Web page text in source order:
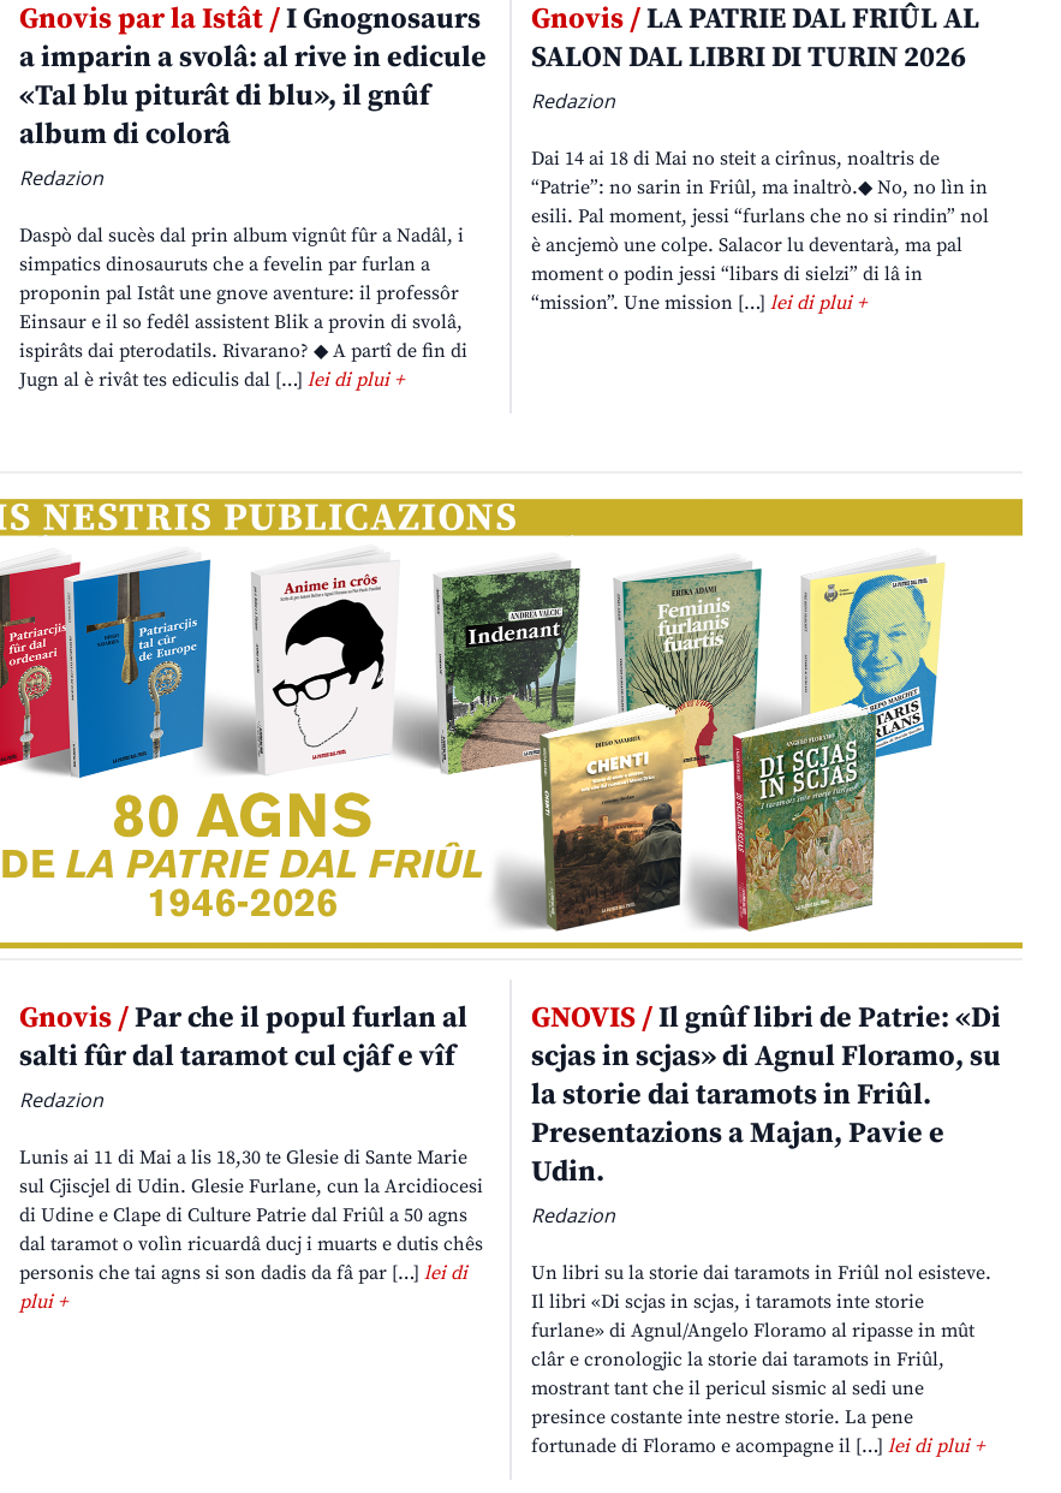
Gnovis par la Istât /I Gnognosaurs
a imparin a svolâ: al rive in edicule
«Tal blu piturât di blu», il gnûf
album di colorâ
Redazion
Daspò dal sucès dal prin album vignût fûr a Nadâl, i
simpatics dinosauruts che a fevelin par furlan a
proponin pal Istât une gnove aventure: il professôr
Einsaur e il so fedêl assistent Blik a provin di svolâ,
ispirâts dai pterodatils. Rivarano? ◆ A partî de fin di
Jugn al è rivât tes ediculis dal […] lei di plui +
Gnovis /LA PATRIE DAL FRIÛL AL
SALON DAL LIBRI DI TURIN 2026
Redazion
Dai 14 ai 18 di Mai no steit a cirînus, noaltris de
“Patrie”: no sarin in Friûl, ma inaltrò.◆ No, no lìn in
esili. Pal moment, jessi “furlans che no si rindin” nol
è ancjemò une colpe. Salacor lu deventarà, ma pal
moment o podin jessi “libars di sielzi” di lâ in
“mission”. Une mission […]lei di plui +
Gnovis /Par che il popul furlan al
salti fûr dal taramot cul cjâf e vîf
Redazion
Lunis ai 11 di Mai a lis 18,30 te Glesie di Sante Marie
sul Cjiscjel di Udin. Glesie Furlane, cun la Arcidiocesi
di Udine e Clape di Culture Patrie dal Friûl a 50 agns
dal taramot o volìn ricuardâ ducj i muarts e dutis chês
personis che tai agns si son dadis da fâ par […] lei di
plui +
GNOVIS /Il gnûf libri de Patrie: «Di
scjas in scjas» di Agnul Floramo, su
la storie dai taramots in Friûl.
Presentazions a Majan, Pavie e
Udin.
Redazion
Un libri su la storie dai taramots in Friûl nol esisteve.
Il libri «Di scjas in scjas, i taramots inte storie
furlane» di Agnul/Angelo Floramo al ripasse in mût
clâr e cronologjic la storie dai taramots in Friûl,
mostrant tant che il pericul sismic al sedi une
presince costante inte nestre storie. La pene
fortunade di Floramo e acompagne il […]lei di plui +